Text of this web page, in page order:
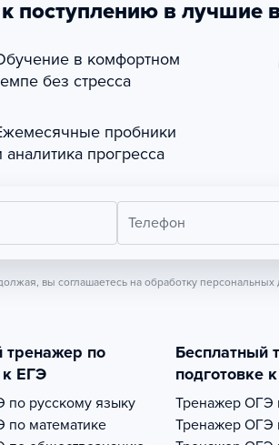
поступлению в лучшие
в комфортном
без стресса
пробники
аналитика прогресса
Телефон
вы соглашаетесь на обработку персональных
тренажер по
к ЕГЭ
по русскому языку
по математике
Бесплатный
подготовке
Тренажер ОГЭ
Тренажер ОГЭ